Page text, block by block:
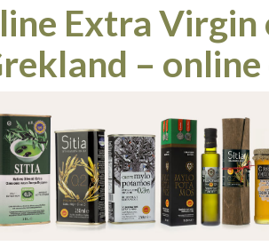
Extra
– online